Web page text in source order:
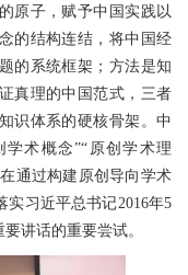
原子，赋予中国实践以
的结构连结，将中国经
的系统框架；方法是知
真理的中国范式，三者
识体系的硬核骨架。中
术概念”“原创学术理
通过构建原创导向学术
习近平总书记2016年5
讲话的重要尝试。